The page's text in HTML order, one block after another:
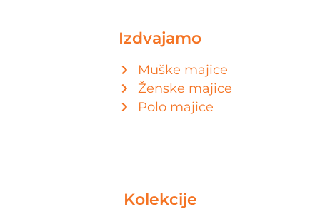
Izdvajamo
Muške majice
Ženske majice
Polo majice
Kolekcije